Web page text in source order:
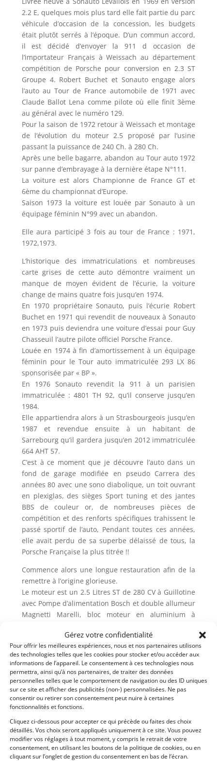
Gérez votre confidentialité
Pour offrir les meilleures expériences, nous et nos partenaires utilisons
des technologies telles que les cookies pour stocker et/ou accéder aux
informations de l’appareil. Le consentement à ces technologies nous
permettra, ainsi qu’à nos partenaires, de traiter des données
personnelles telles que le comportement de navigation ou des ID uniques
sur ce site et afficher des publicités (non-) personnalisées. Ne pas
consentir ou retirer son consentement peut nuire à certaines
fonctionnalités et fonctions.
Cliquez ci-dessous pour accepter ce qui précède ou faites des choix
détaillés. Vos choix seront appliqués uniquement à ce site. Vous pouvez
modifier vos réglages à tout moment, y compris le retrait de votre
consentement, en utilisant les boutons de la politique de cookies, ou en
cliquant sur l’onglet de gestion du consentement en bas de l’écran.
2.2 E, quelques mois plus tard elle fait partie du parc
véhicule d’occasion de la concession, les budgets
était plutôt serrés à l’époque. D’un commun accord,
il est décidé d’envoyer la 911 d occasion de
l’importateur Français à Weissach au département
compétition de Porsche pour conversion en 2.3 ST
Groupe 4. Robert Buchet et Sonauto engage alors
l’auto au Tour de France automobile de 1971 avec
Claude Ballot Lena comme pilote où elle finit 3ème
au général avec le numéro 129.
Pour la saison de 1972 retour à Weissach et montage
de l’évolution du moteur 2.5 proposé par l’usine
passant la puissance de 240 Ch. à 280 Ch.
Après une belle bagarre, abandon au Tour auto 1972
sur panne d’embrayage à la dernière étape N°111.
La voiture est alors Championne de France GT et
6ème du championnat d’Europe.
Saison 1973 la voiture est louée par Sonauto à un
équipage féminin N°99 avec un abandon.
Elle aura participé 3 fois au tour de France : 1971,
1972,1973.
L’historique des immatriculations et nombreuses
carte grises de cette auto démontre vraiment un
manque de moyen évident de l’écurie, la voiture
change de mains quatre fois jusqu’en 1974.
En 1970 propriétaire Sonauto, puis l’écurie Robert
Buchet en 1971 qui revendit de nouveaux à Sonauto
en 1973 puis deviendra une voiture d’essai pour Guy
Chasseuil l’autre pilote officiel Porsche France.
Louée en 1974 à fin d’amortissement à un équipage
féminin pour le Tour auto immatriculée 293 LX 86
sponsorisée par « BP ».
En 1976 Sonauto revendit la 911 à un parisien
immatriculée : 4801 TH 92, qu’il conserve jusqu’en
1984.
Elle appartiendra alors à un Strasbourgeois jusqu’en
1987 et revendue ensuite à un habitant de
Sarrebourg qu’il gardera jusqu’en 2012 immatriculée
664 AHT 57.
C’est à ce moment que je découvre l’auto dans un
fond de garage modifiée en pseudo Carrera des
années 80 avec une sono diabolique, un toit ouvrant
en plexiglas, des sièges Sport tuning et des jantes
BBS de couleur or, de nombreuses pièces de
compétition et des renforts spécifiques trahissent le
passé sportif de l’auto, Pendant toutes ces années,
elle avait perdu de sa superbe délaissé de tous, la
Porsche Française la plus titrée !!
Commence alors une longue restauration afin de la
remettre à l’origine glorieuse.
Le moteur est un 2.5 Litres ST de 280 CV à Guillotine
avec Pompe d’alimentation Bosch et double allumeur
Magnetti Marelli, bloc moteur en aluminium à
Sa carrosserie allégée retrouve ces capots et portes
en Aluminium recouvert du fameux « Light Yellow ».
Dossier historique complet et traçable et très
nombreuses photos en courses, magazines et
documentation d’époque.
Elle fera l’objet d’un article dans le magazine Flat Six
de Mars 2018.
Robert Buchet pilote Porsche a participé 6 fois aux
24H du Mans sur Porsche 904 ,906 et participe à de
nombreux rallye en 356 Carrera.
Claude Ballot Lena, sa carrière en sport automobile